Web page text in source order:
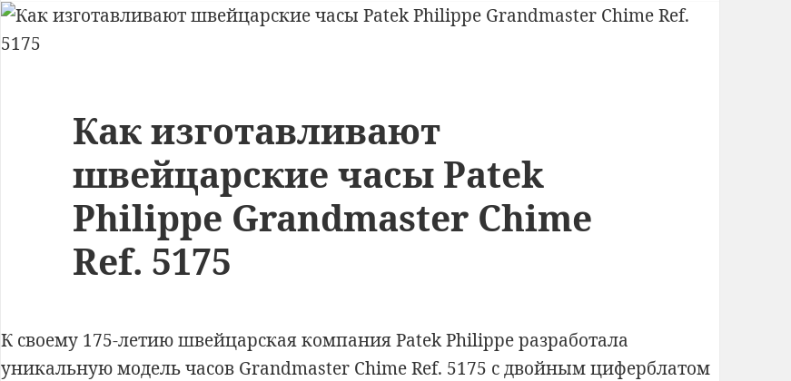
за
записи
всего-
за
$110K+
Как изготавливают
швейцарские часы Patek
Philippe Grandmaster Chime
Ref. 5175
К своему 175-летию швейцарская компания Patek Philippe разработала
уникальную модель часов Grandmaster Chime Ref. 5175 с двойным циферблатом